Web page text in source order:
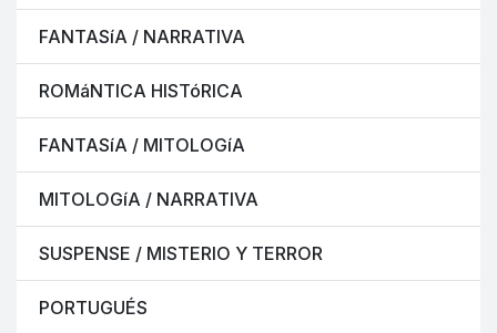
FANTASíA / NARRATIVA
ROMáNTICA HISTóRICA
FANTASíA / MITOLOGíA
MITOLOGíA / NARRATIVA
SUSPENSE / MISTERIO Y TERROR
PORTUGUÉS